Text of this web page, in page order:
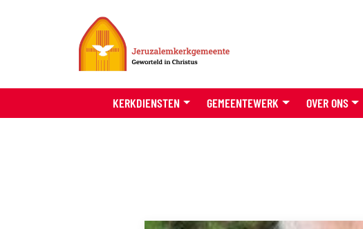
KERKDIENSTEN GEMEENTEWERK OVER ONS